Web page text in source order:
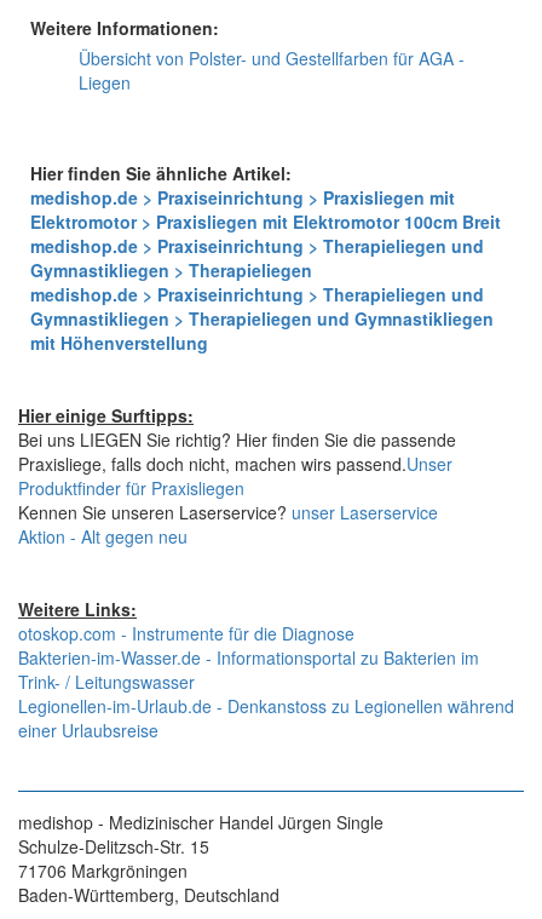
Weitere Informationen:
Übersicht von Polster- und Gestellfarben für AGA -
Liegen
Hier finden Sie ähnliche Artikel:
medishop.de > Praxiseinrichtung > Praxisliegen mit
Elektromotor > Praxisliegen mit Elektromotor 100cm Breit
medishop.de > Praxiseinrichtung > Therapieliegen und
Gymnastikliegen > Therapieliegen
medishop.de > Praxiseinrichtung > Therapieliegen und
Gymnastikliegen > Therapieliegen und Gymnastikliegen
mit Höhenverstellung
Hier einige Surftipps:
Bei uns LIEGEN Sie richtig? Hier finden Sie die passende
Praxisliege, falls doch nicht, machen wirs passend.Unser
Produktfinder für Praxisliegen
Kennen Sie unseren Laserservice? unser Laserservice
Aktion - Alt gegen neu
Weitere Links:
otoskop.com - Instrumente für die Diagnose
Bakterien-im-Wasser.de - Informationsportal zu Bakterien im
Trink- / Leitungswasser
Legionellen-im-Urlaub.de - Denkanstoss zu Legionellen während
einer Urlaubsreise
medishop - Medizinischer Handel Jürgen Single
Schulze-Delitzsch-Str. 15
71706 Markgröningen
Baden-Württemberg, Deutschland